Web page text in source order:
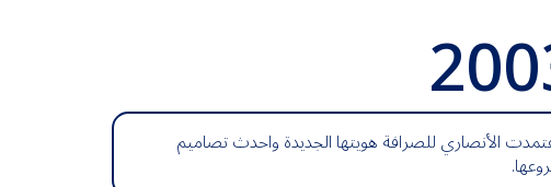
الأنصاري للصرافة هويتها الجديدة واحدث تصاميم